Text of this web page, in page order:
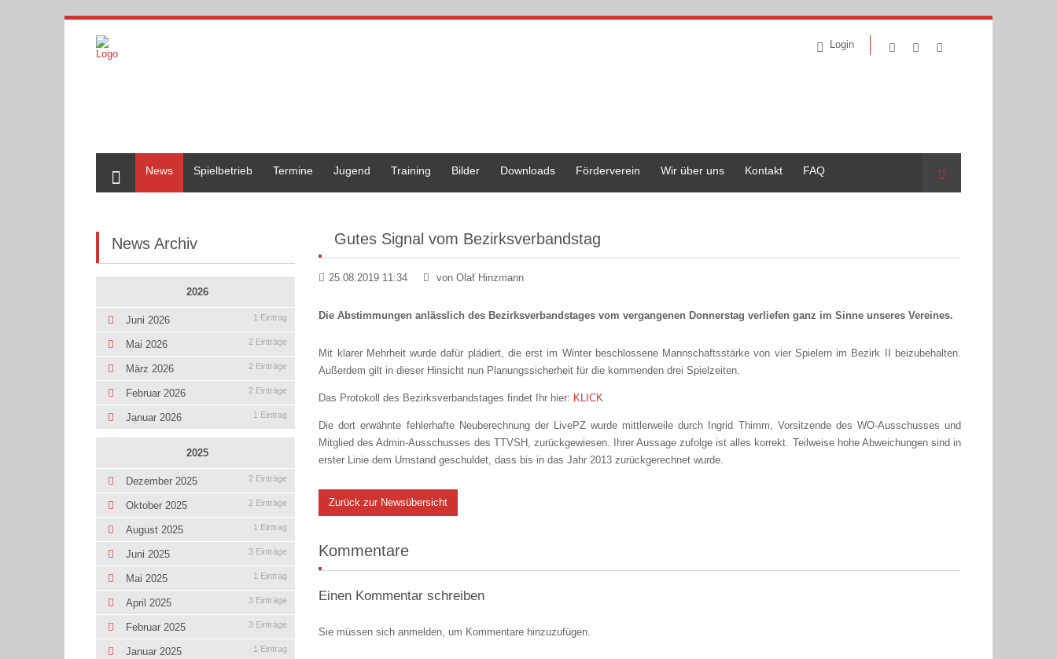
Login
News
Spielbetrieb Termine Jugend Training Bilder Downloads Förderverein Wir über uns Kontakt FAQ Suche
Gutes Signal vom Bezirksverbandstag
25.08.2019 11:34 von Olaf Hinzmann
Die Abstimmungen anlässlich des Bezirksverbandstages vom vergangenen Donnerstag verliefen ganz im Sinne unseres Vereines.
Mit klarer Mehrheit wurde dafür plädiert, die erst im Winter beschlossene Mannschaftsstärke von vier Spielern im Bezirk II beizubehalten.
Außerdem gilt in dieser Hinsicht nun Planungssicherheit für die kommenden drei Spielzeiten.
Das Protokoll des Bezirksverbandstages findet Ihr hier: KLICK
Die dort erwähnte fehlerhafte Neuberechnung der LivePZ wurde mittlerweile durch Ingrid Thimm, Vorsitzende des WO-Ausschusses und
Mitglied des Admin-Ausschusses des TTVSH, zurückgewiesen. Ihrer Aussage zufolge ist alles korrekt. Teilweise hohe Abweichungen sind in
erster Linie dem Umstand geschuldet, dass bis in das Jahr 2013 zurückgerechnet wurde.
Zurück zur Newsübersicht
Kommentare
Einen Kommentar schreiben
Sie müssen sich anmelden, um Kommentare hinzuzufügen.
News Archiv
2026
Juni 2026 1 Eintrag
Mai 2026 2 Einträge
März 2026 2 Einträge
Februar 2026 2 Einträge
Januar 2026 1 Eintrag
2025
Dezember 2025 2 Einträge
Oktober 2025 2 Einträge
August 2025 1 Eintrag
Juni 2025 3 Einträge
Mai 2025 1 Eintrag
April 2025 3 Einträge
Februar 2025 3 Einträge
Januar 2025 1 Eintrag